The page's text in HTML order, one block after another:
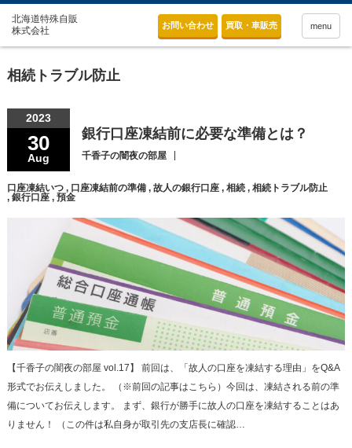
お問い合わせ 買取・車販売 menu
相続トラブル防止
2023
30
Aug
銀行口座凍結前に必要な準備とは？
千香子の闇夜の部屋
口座凍結いつ, 口座凍結前の準備, 故人の銀行口座, 相続, 相続トラブル防止
, 銀行口座, 預金
【千香子の闇夜の部屋 vol.17】 前回は、「故人の口座を凍結する理由」をQ&A
形式でお伝えしました。 （※前回の記事はこちら）今回は、凍結される前の準
備についてお伝えします。 まず、銀行が勝手に故人の口座を凍結することはあ
りません！ （この件は私自身が取引先の支店長に確認…